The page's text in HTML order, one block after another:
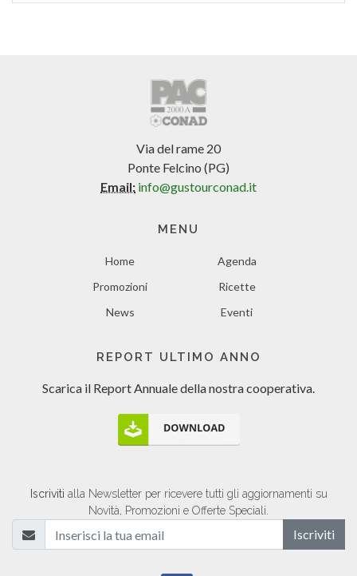
Via del rame 20
Ponte Felcino (PG)
Email: info@gustourconad.it
MENU
Home
Agenda
Promozioni
Ricette
News
Eventi
REPORT ULTIMO ANNO
Scarica il Report Annualedella nostra cooperativa.
Iscriviti alla Newsletter per ricevere tutti gli aggiornamenti su
Novità, Promozioni e Offerte Speciali.
Iscriviti